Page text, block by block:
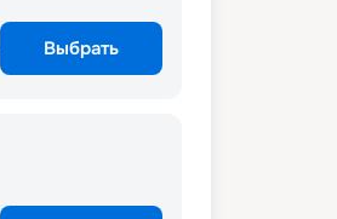
Выбрать